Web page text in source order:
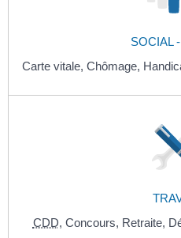
SOCIAL
Carte vitale, Chômage,
CDD, Concours, Retraite,